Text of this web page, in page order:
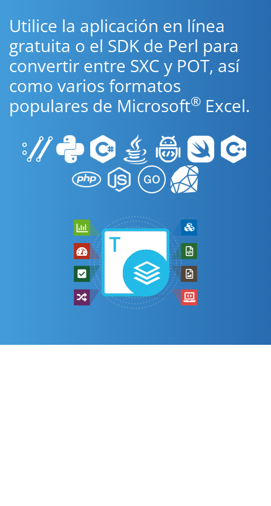
Utilice la aplicación en línea
gratuita o el SDK de Perl para
convertir entre SXC y POT, así
como varios formatos
populares de Microsoft® Excel.